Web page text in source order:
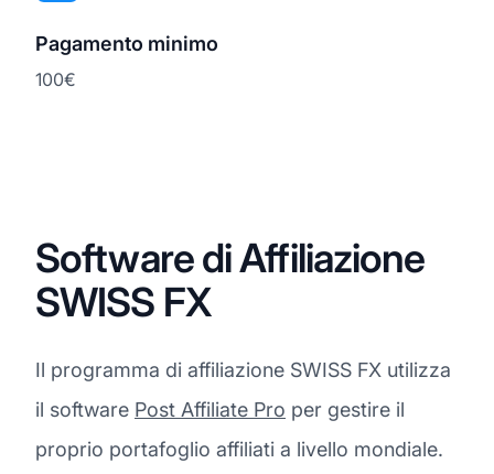
Pagamento minimo
100€
Software di Affiliazione
SWISS FX
Il programma di affiliazione SWISS FX utilizza
il software Post Affiliate Pro per gestire il
proprio portafoglio affiliati a livello mondiale.